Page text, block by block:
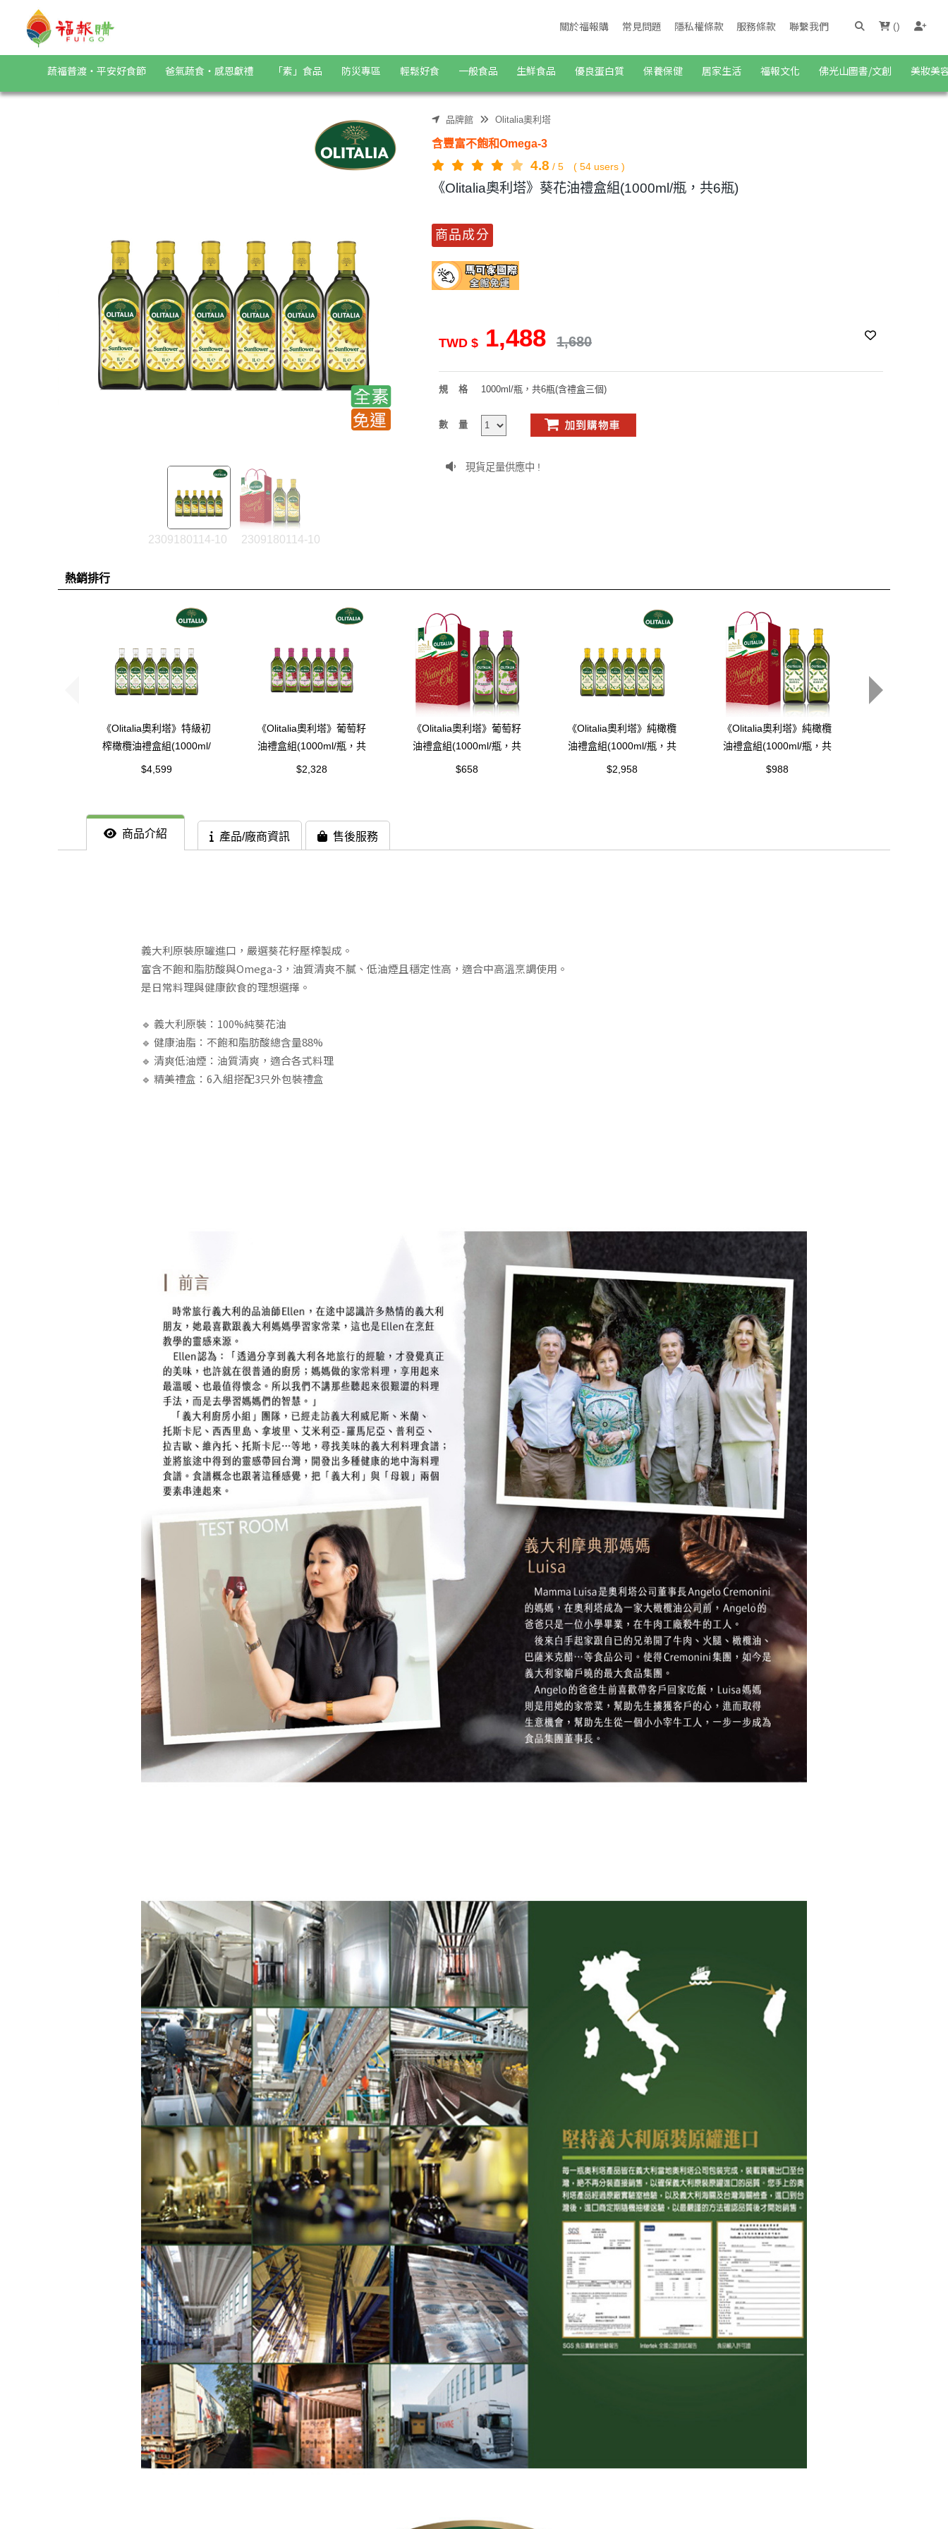
《Olitalia奧利塔》葵花油禮盒組(1000ml/瓶，共6瓶) | 福報購蔬食購物商城
關於福報購 常見問題 隱私權條款 服務條款 聯繫我們 ()
蔬福普渡・平安好食節 爸氣蔬食・感恩獻禮 「素」食品 防災專區 輕鬆好食 一般食品 生鮮食品 優良蛋白質 保養保健 居家生活 福報文化 佛光山圖書/文創 美妝美
2309180114-10 2309180114-10
品牌館 Olitalia奧利塔
含豐富不飽和Omega-3
4.8 / 5 ( 54 users )
《Olitalia奧利塔》葵花油禮盒組(1000ml/瓶，共6瓶)
商品成分
TWD $ 1,488 1,680
規格 1000ml/瓶，共6瓶(含禮盒三個)
數量
現貨足量供應中 !
熱銷排行
《Olitalia奧利塔》特級初
榨橄欖油禮盒組(1000ml/
瓶，共6瓶)
$4,599
《Olitalia奧利塔》葡萄籽
油禮盒組(1000ml/瓶，共
6瓶)
$2,328
《Olitalia奧利塔》葡萄籽
油禮盒組(1000ml/瓶，共
2瓶)
$658
《Olitalia奧利塔》純橄欖
油禮盒組(1000ml/瓶，共
6瓶)
$2,958
《Olitalia奧利塔》純橄欖
油禮盒組(1000ml/瓶，共
2瓶)
$988
商品介紹 產品/廠商資訊 售後服務
義大利原裝原罐進口，嚴選葵花籽壓榨製成。
富含不飽和脂肪酸與Omega-3，油質清爽不膩、低油煙且穩定性高，適合中高溫烹調使用。
是日常料理與健康飲食的理想選擇。
🔹 義大利原裝：100%純葵花油
🔹 健康油脂：不飽和脂肪酸總含量88%
🔹 清爽低油煙：油質清爽，適合各式料理
🔹 精美禮盒：6入組搭配3只外包裝禮盒